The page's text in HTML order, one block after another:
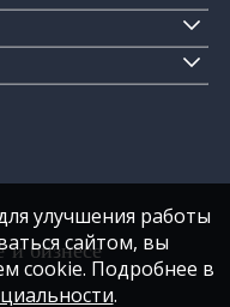
и бизнесе
улучшения работы
сайтом, вы
cookie. Подробнее в
.